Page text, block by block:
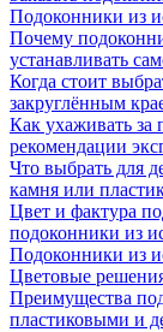
Подоконники из
Почему
устанавливать
Когда стоит
закруглённым
Как ухаживать за
рекомендации
Что выбрать для
камня или
Цвет и фактура
подоконники из
Подоконники из
Цветовые
Преимущества
пластиковыми и